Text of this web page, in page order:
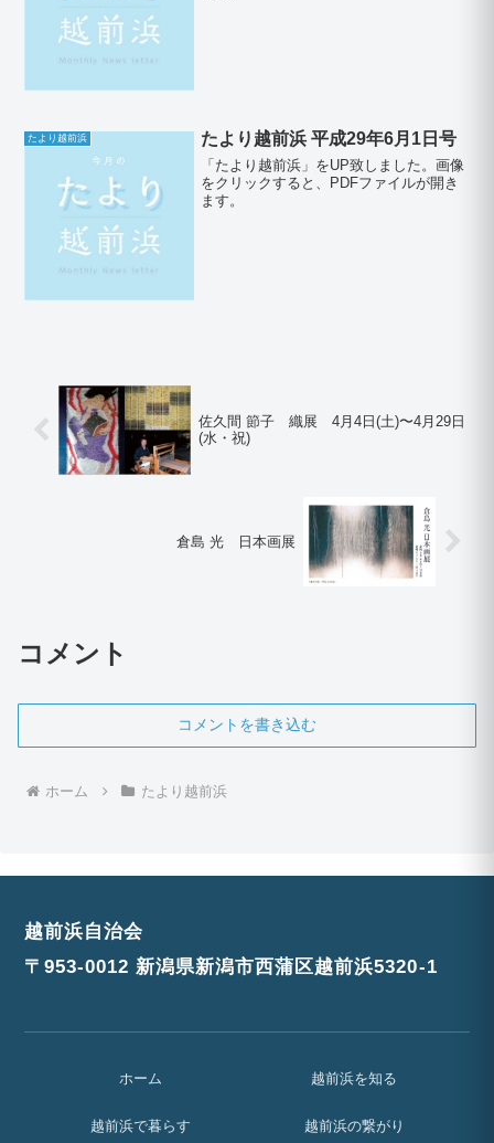
たより越前浜 たより越前浜 平成29年6月1日号
「たより越前浜」をUP致しました。画像
をクリックすると、PDFファイルが開き
ます。
佐久間 節子 織展 4月4日(土)〜4月29日
(水・祝)
倉島 光 日本画展
コメント
コメントを書き込む
ホーム たより越前浜
越前浜自治会
〒953-0012 新潟県新潟市西蒲区越前浜5320-1
ホーム 越前浜を知る
越前浜で暮らす 越前浜の繋がり